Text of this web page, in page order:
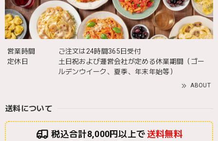
営業時間
ご注文は24時間365日受付
定休日
土日祝および運営会社が定める休業期間（ゴー
ルデンウイーク、夏季、年末年始等）
ABOUT
送料について
税込合計8,000円以上で送料無料